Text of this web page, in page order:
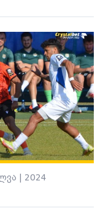
| 2024